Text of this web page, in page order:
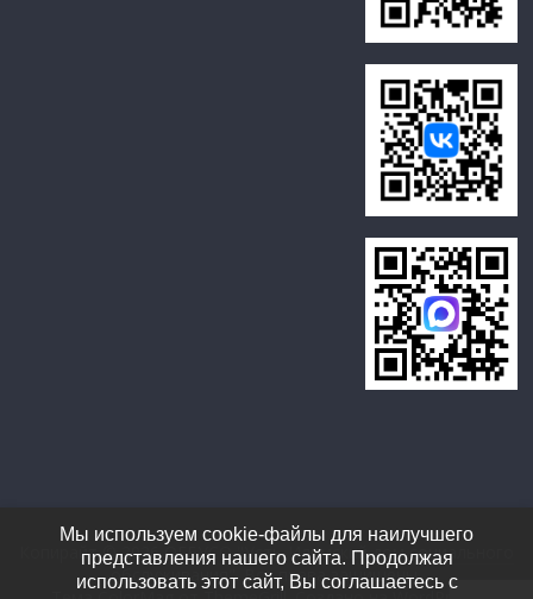
Копирайт © 2026ОГБУСО "Усть-Илимский дом социального
обслуживания". Все права защищены.
Мы используем cookie-файлы для наилучшего
представления нашего сайта. Продолжая
использовать этот сайт, Вы соглашаетесь с